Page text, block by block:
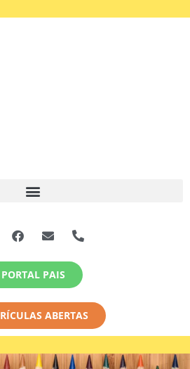
PORTAL PAIS
ABERTAS